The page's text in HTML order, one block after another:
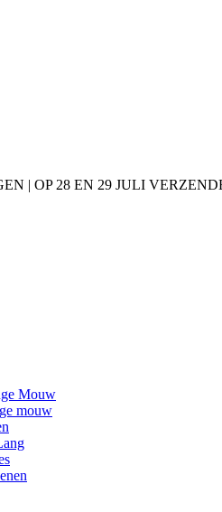
| OP 28 EN 29 JULI
Mouw
mouw